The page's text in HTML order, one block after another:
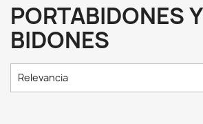
PORTABIDONES Y
BIDONES
Relevancia